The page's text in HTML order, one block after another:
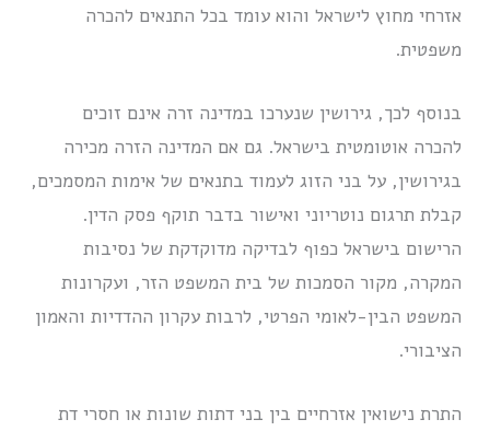
אזרחי מחוץ לישראל והוא עומד בכל התנאים להכרה
משפטית.
בנוסף לכך, גירושין שנערכו במדינה זרה אינם זוכים
להכרה אוטומטית בישראל. גם אם המדינה הזרה מכירה
בגירושין, על בני הזוג לעמוד בתנאים של אימות המסמכים,
קבלת תרגום נוטריוני ואישור בדבר תוקף פסק הדין.
הרישום בישראל כפוף לבדיקה מדוקדקת של נסיבות
המקרה, מקור הסמכות של בית המשפט הזר, ועקרונות
המשפט הבין-לאומי הפרטי, לרבות עקרון ההדדיות והאמון
הציבורי.
התרת נישואין אזרחיים בין בני דתות שונות או חסרי דת